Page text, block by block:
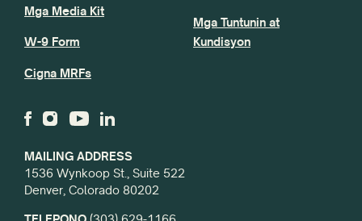
MAILING ADDRESS
1536 Wynkoop St., Suite 522
Denver, Colorado 80202
Mga Media Kit
W-9 Form
Cigna MRFs
Mga Tuntunin at
Kundisyon